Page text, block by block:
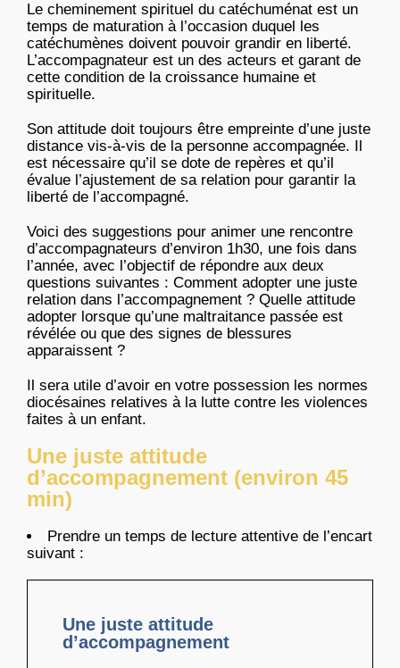
Le cheminement spirituel du catéchuménat est un
temps de maturation à l’occasion duquel les
catéchumènes doivent pouvoir grandir en liberté.
L’accompagnateur est un des acteurs et garant de
cette condition de la croissance humaine et
spirituelle.
Son attitude doit toujours être empreinte d’une juste
distance vis-à-vis de la personne accompagnée. Il
est nécessaire qu’il se dote de repères et qu’il
évalue l’ajustement de sa relation pour garantir la
liberté de l’accompagné.
Voici des suggestions pour animer une rencontre
d’accompagnateurs d’environ 1h30, une fois dans
l’année, avec l’objectif de répondre aux deux
questions suivantes : Comment adopter une juste
relation dans l’accompagnement ? Quelle attitude
adopter lorsque qu’une maltraitance passée est
révélée ou que des signes de blessures
apparaissent ?
Il sera utile d’avoir en votre possession les normes
diocésaines relatives à la lutte contre les violences
faites à un enfant.
Une juste attitude
d’accompagnement (environ 45
min)
Prendre un temps de lecture attentive de l’encart
suivant :
Une juste attitude
d’accompagnement